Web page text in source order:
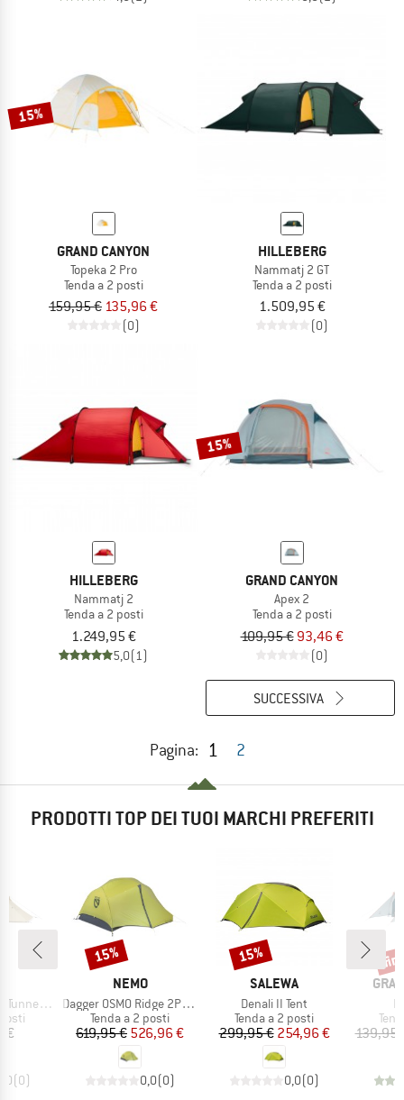
15%
GRAND CANYON
Topeka 2 Pro
Tenda a 2 posti
159,95 € 135,96 €
(0)
HILLEBERG
Nammatj 2 GT
Tenda a 2 posti
1.509,95 €
(0)
HILLEBERG
Nammatj 2
Tenda a 2 posti
1.249,95 €
5,0(1)
15%
GRAND CANYON
Apex 2
Tenda a 2 posti
109,95 € 93,46 €
(0)
Pagina: 1 2
SUCCESSIVA
PRODOTTI TOP DEI TUOI MARCHI PREFERITI
Tent 2
€
(0)
MARCHIO
NEMO
Articolo
Dagger OSMO Ridge 2P 2025
Gruppo di prodotti
Tenda a 2 posti
Prezzo
619,95 € Prezzo ridotto
526,96 €
0,0(0)
Sconto
15%
MARCHIO
SALEWA
Articolo
Denali II Tent
Gruppo di prodotti
Tenda a 2 posti
Prezzo
299,95 €Prezzo ridotto
254,96 €
0,0(0)
Sconto
15%
139,95